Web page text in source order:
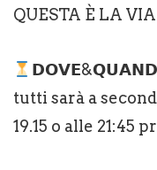
QUESTA È LA VIA
tutti sarà a
19.15 o alle 21:45